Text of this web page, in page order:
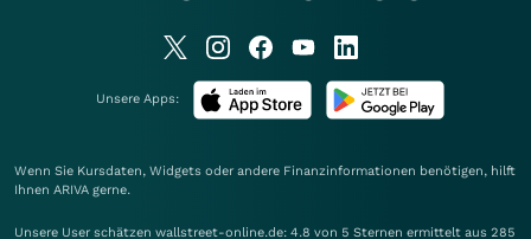
Unsere Apps:
Wenn Sie Kursdaten, Widgets oder andere Finanzinformationen benötigen, hilft
Ihnen ARIVA gerne.
Unsere User schätzen wallstreet-online.de: 4.8 von 5 Sternen ermittelt aus 285